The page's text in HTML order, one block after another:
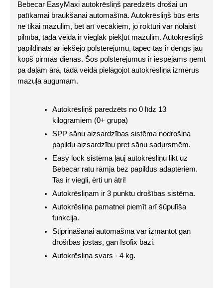
Bebecar EasyMaxi autokrēsliņš paredzēts drošai un
patīkamai braukšanai automašīnā. Autokrēsliņš būs ērts
ne tikai mazulim, bet arī vecākiem, jo rokturi var nolaist
pilnībā, tādā veidā ir vieglāk piekļūt mazulim. Autokrēsliņš
papildināts ar iekšējo polsterējumu, tāpēc tas ir derīgs jau
kopš pirmās dienas. Šos polsterējumus ir iespējams ņemt
pa daļām ārā, tādā veidā pielāgojot autokrēsliņa izmērus
mazuļa augumam.
Autokrēsliņš paredzēts no 0 līdz 13
kilogramiem (0+ grupa)
SPP sānu aizsardzības sistēma nodrošina
papildu aizsardzību pret sānu sadursmēm.
Easy lock sistēma ļauj autokrēsliņu likt uz
Bebecar ratu rāmja bez papildus adapteriem.
Tas ir viegli, ērti un ātri!
Autokrēsliņam ir 3 punktu drošības sistēma.
Autokrēsliņa pamatnei piemīt arī šūpulīša
funkcija.
Stiprināšanai automašīnā var izmantot gan
drošības jostas, gan Isofix bāzi.
Autokrēsliņa svars - 4 kg.